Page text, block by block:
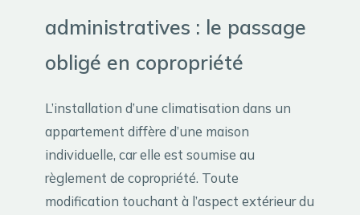
administratives : le passage
obligé en copropriété
L’installation d’une climatisation dans un
appartement diffère d’une maison
individuelle, car elle est soumise au
règlement de copropriété. Toute
modification touchant à l’aspect extérieur du